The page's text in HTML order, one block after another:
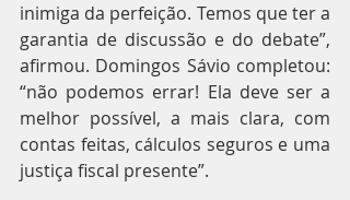
inimiga da perfeição. Temos que ter a
garantia de discussão e do debate”,
afirmou. Domingos Sávio completou:
“não podemos errar! Ela deve ser a
melhor possível, a mais clara, com
contas feitas, cálculos seguros e uma
justiça fiscal presente”.